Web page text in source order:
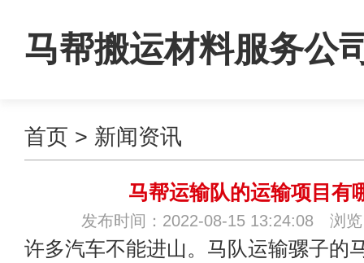
马帮搬运材料服务公
首页 > 新闻资讯
马帮运输队​的运输项目有
发布时间：2022-08-15 13:24:08 浏览
许多汽车不能进山。 马队运输骡子的